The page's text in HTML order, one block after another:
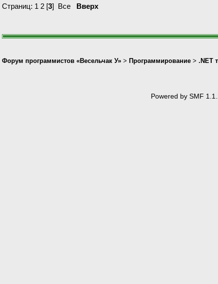
Страниц: 1 2 [3] Все Вверх
Форум программистов «Весельчак У» > Программирование > .NET
Powered by SMF